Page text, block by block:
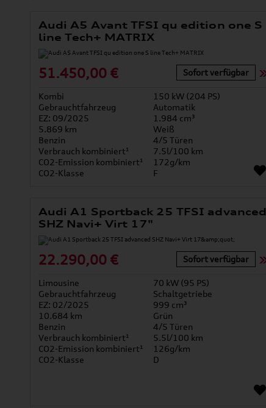
Audi A5 Avant TFSI qu edition one S
line Tech+ MATRIX
51.450,00 € Sofort verfügbar
Kombi
150 kW (204 PS)
Gebrauchtfahrzeug
Automatik
EZ: 09/2025
1.984 cm³
5.869 km
Weiß
Benzin
4/5 Türen
Verbrauch kombiniert¹
7.5l/100 km
CO2-Emission kombiniert¹
172g/km
CO2-Klasse
F
Audi A1 Sportback 25 TFSI advanced
SHZ Navi+ Virt 17"
22.290,00 € Sofort verfügbar
Limousine
70 kW (95 PS)
Gebrauchtfahrzeug
Schaltgetriebe
EZ: 02/2025
999 cm³
10.684 km
Grün
Benzin
4/5 Türen
Verbrauch kombiniert¹
5.5l/100 km
CO2-Emission kombiniert¹
126g/km
CO2-Klasse
D